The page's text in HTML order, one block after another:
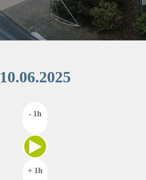
10.06.2025
- 1h
+ 1h